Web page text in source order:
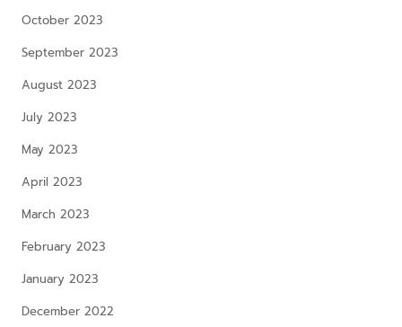
October 2023
September 2023
August 2023
July 2023
May 2023
April 2023
March 2023
February 2023
January 2023
December 2022